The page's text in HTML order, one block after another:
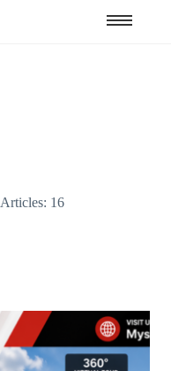
Articles: 16